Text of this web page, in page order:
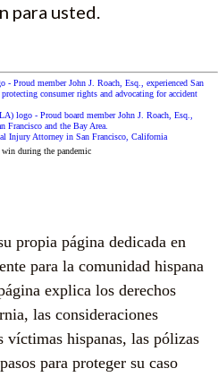
para usted.
propia página dedicada en
para la comunidad hispana
explica los derechos
las consideraciones
víctimas hispanas, las pólizas
para proteger su caso